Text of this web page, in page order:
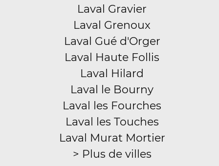
Laval Gravier
Laval Grenoux
Laval Gué d'Orger
Laval Haute Follis
Laval Hilard
Laval le Bourny
Laval les Fourches
Laval les Touches
Laval Murat Mortier
> Plus de villes